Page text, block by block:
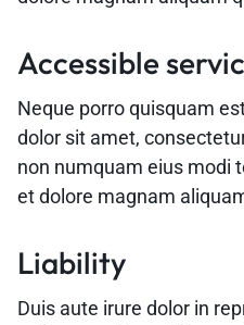
Accessible
Neque porro quisquam
dolor sit amet,
non numquam eius modi
et dolore magnam
Liability
Duis aute irure dolor in